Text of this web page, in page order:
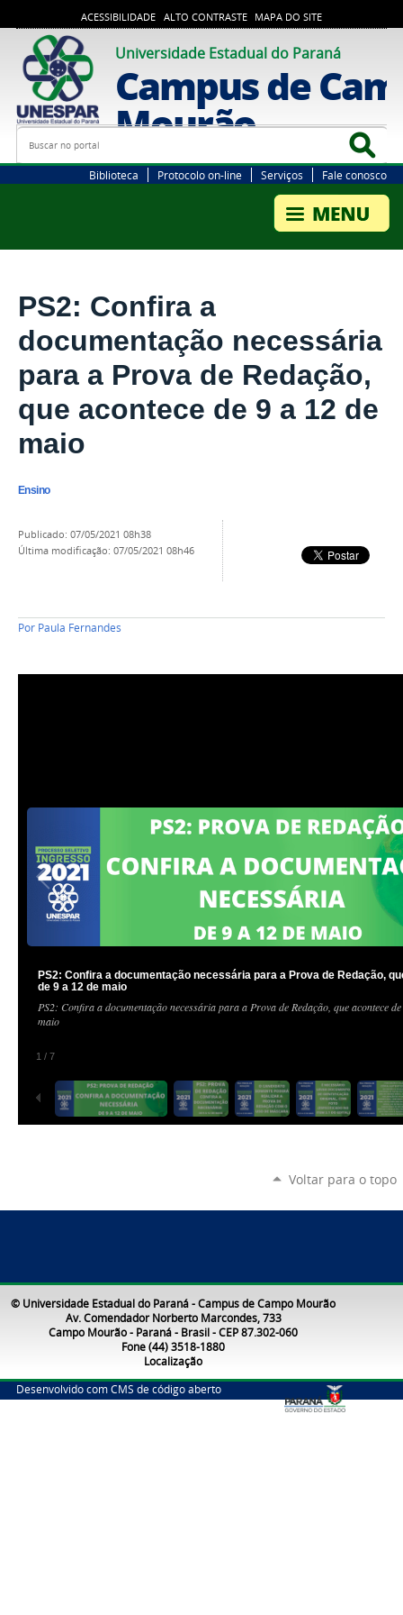
ACESSIBILIDADE ALTO CONTRASTE MAPA DO SITE
Universidade Estadual do Paraná
Campus de
Mourão
Busca
Biblioteca Protocolo on-line Serviços Fale conosco
PS2: Confira a
documentação necessária
para a Prova de Redação,
que acontece de 9 a 12 de
maio
Ensino
publicado: 07/05/2021 08h38
última modificação: 07/05/2021 08h46
Por Paula Fernandes
1 / 7
PS2: Confira a documentação necessária para a Prova de Redação,
de 9 a 12 de maio
PS2: Confira a documentação necessária para a Prova de Redação, que acontece
maio
Voltar para o topo
© Universidade Estadual do Paraná - Campus de Campo Mourão
Av. Comendador Norberto Marcondes, 733
Campo Mourão - Paraná - Brasil - CEP 87.302-060
Fone (44) 3518-1880
Localização
Desenvolvido com CMS de código aberto